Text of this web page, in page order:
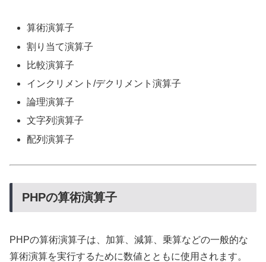
算術演算子
割り当て演算子
比較演算子
インクリメント/デクリメント演算子
論理演算子
文字列演算子
配列演算子
PHPの算術演算子
PHPの算術演算子は、加算、減算、乗算などの一般的な
算術演算を実行するために数値とともに使用されます。